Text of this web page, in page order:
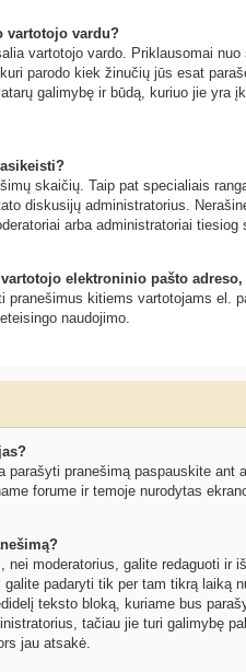
vartotojo vardu?
vartotojo vardo. Priklausomai
parodo kiek žinučių jūs esat
galimybę ir būdą, kuriuo jie
skaičių. Taip pat specialiais
diskusijų administratorius.
arba administratoriai
elektroninio pašto
pranešimus kitiems vartotojams el.
naudojimo.
parašyti pranešimą paspauskite
forume ir temoje nurodytas
nei moderatorius, galite redaguoti
padaryti tik per tam tikrą laiką
teksto bloką, kuriame bus
tačiau jie turi galimybę
jau atsakė.